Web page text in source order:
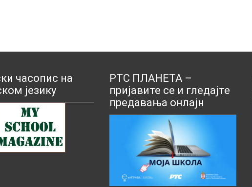
часопис на
језику
РТС ПЛАНЕТА –
пријавите се и гледајте
предавања онлајн